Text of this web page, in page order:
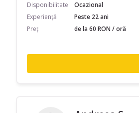
Disponibilitate
Ocazional
Experiență
Peste 22 ani
Preț
de la 60 RON / oră